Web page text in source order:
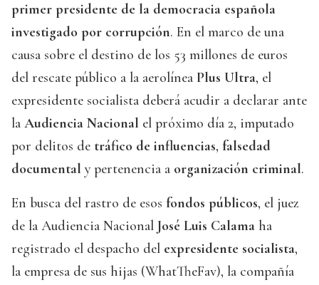
primer presidente de la democracia española
investigado por corrupción. En el marco de una
causa sobre el destino de los 53 millones de euros
del rescate público a la aerolínea Plus Ultra, el
expresidente socialista deberá acudir a declarar ante
la Audiencia Nacional el próximo día 2, imputado
por delitos de tráfico de influencias, falsedad
documental y pertenencia a organización criminal.
En busca del rastro de esos fondos públicos, el juez
de la Audiencia Nacional José Luis Calama ha
registrado el despacho del expresidente socialista,
la empresa de sus hijas (WhatTheFav), la compañía